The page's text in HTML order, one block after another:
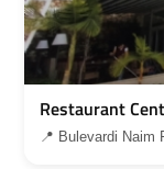
Restaurant
📍 Bulevardi Naim